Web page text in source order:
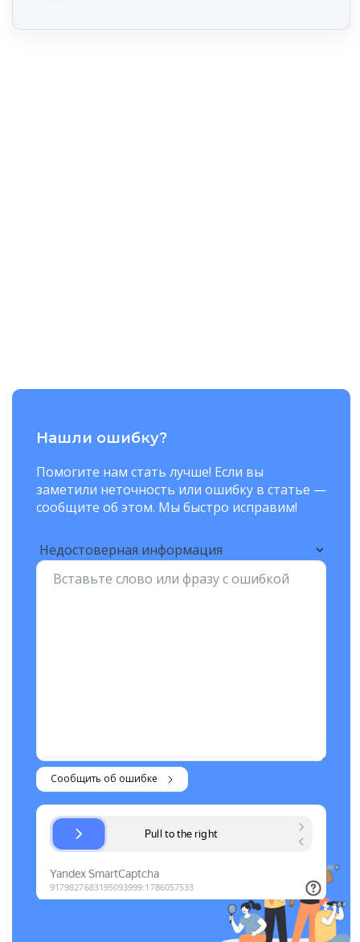
Нашли ошибку?
Помогите нам стать лучше! Если вы
заметили неточность или ошибку в статье —
сообщите об этом. Мы быстро исправим!
Сообщить об ошибке